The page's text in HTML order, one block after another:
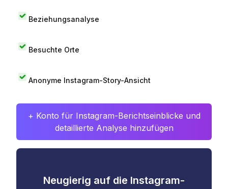
Beziehungsanalyse
Besuchte Orte
Anonyme Instagram-Story-Ansicht
+ Konto für Instagram-Berichtseinblicke und
detaillierte Analyse hinzufügen
Neugierig auf die Instagram-